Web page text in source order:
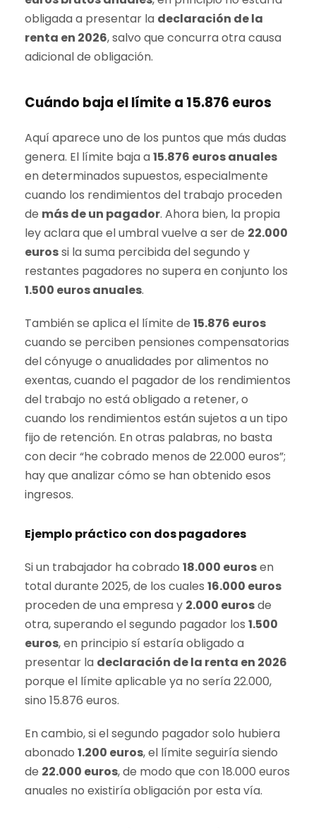
obligada a presentar la declaración de la
renta en 2026, salvo que concurra otra causa
adicional de obligación.
Cuándo baja el límite a 15.876 euros
Aquí aparece uno de los puntos que más dudas
genera. El límite baja a15.876 euros anuales
en determinados supuestos, especialmente
cuando los rendimientos del trabajo proceden
de más de un pagador. Ahora bien, la propia
ley aclara que el umbral vuelve a ser de 22.000
eurossi la suma percibida del segundo y
restantes pagadores no supera en conjunto los
1.500 euros anuales.
También se aplica el límite de 15.876 euros
cuando se perciben pensiones compensatorias
del cónyuge o anualidades por alimentos no
exentas, cuando el pagador de los rendimientos
del trabajo no está obligado a retener, o
cuando los rendimientos están sujetos a un tipo
fijo de retención. En otras palabras, no basta
con decir “he cobrado menos de 22.000 euros”;
hay que analizar cómo se han obtenido esos
ingresos.
Ejemplo práctico con dos pagadores
Si un trabajador ha cobrado 18.000 eurosen
total durante 2025, de los cuales 16.000 euros
proceden de una empresa y 2.000 eurosde
otra, superando el segundo pagador los 1.500
euros, en principio sí estaría obligado a
presentar la declaración de la renta en 2026
porque el límite aplicable ya no sería 22.000,
sino 15.876 euros.
En cambio, si el segundo pagador solo hubiera
abonado 1.200 euros, el límite seguiría siendo
de 22.000 euros, de modo que con 18.000 euros
anuales no existiría obligación por esta vía.